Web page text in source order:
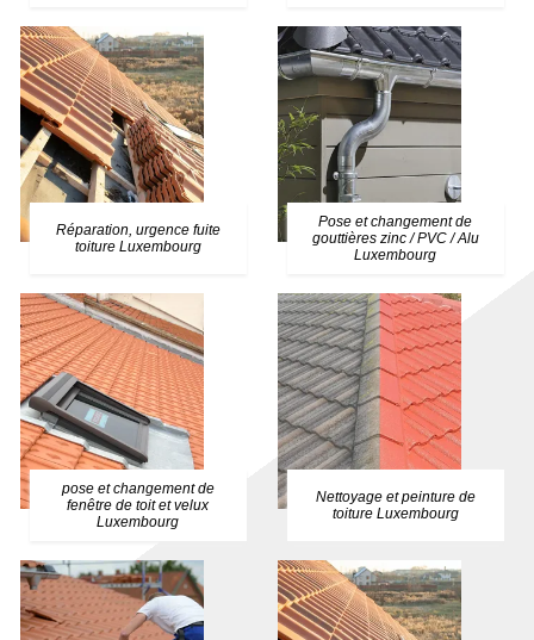
Réparation, urgence fuite
toiture Luxembourg
Pose et changement de
gouttières zinc / PVC / Alu
Luxembourg
pose et changement de
fenêtre de toit et velux
Luxembourg
Nettoyage et peinture de
toiture Luxembourg